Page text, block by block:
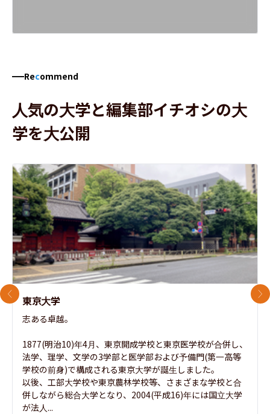
Recommend
人気の大学と編集部イチオシの大
学を大公開
東京大学
志ある卓越。
1877(明治10)年4月、東京開成学校と東京医学校が合併し、
法学、理学、文学の3学部と医学部および予備門(第一高等
学校の前身)で構成される東京大学が誕生しました。
以後、工部大学校や東京農林学校等、さまざまな学校と合
併しながら総合大学となり、2004(平成16)年には国立大学
が法人...
前のスライド 次